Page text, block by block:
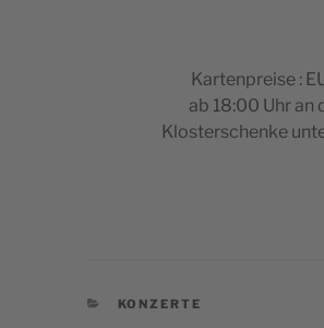
Kar­ten­preise :
ab 18:00 Uhr
Klos­ter­schenke
CATÉGORIES
KONZERTE